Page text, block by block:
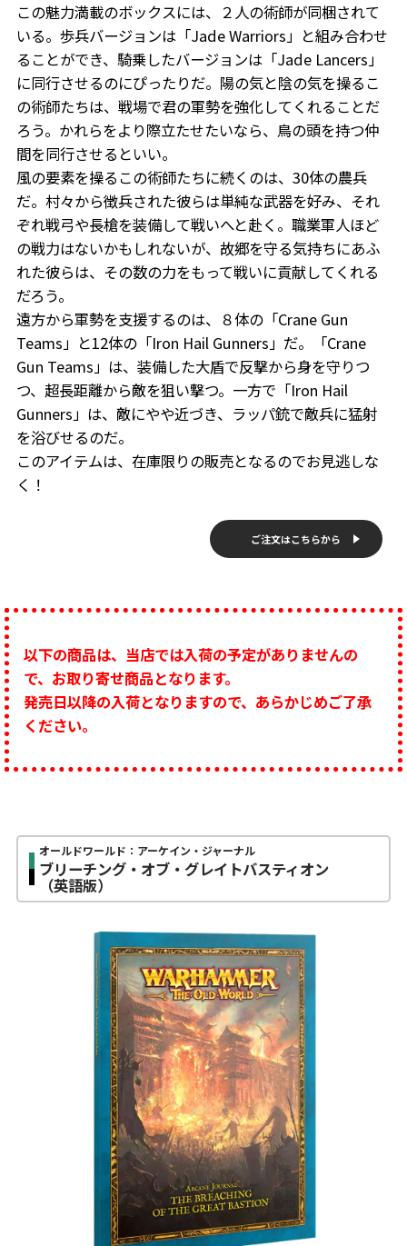
この魅力満載のボックスには、２人の術師が同梱されて
いる。歩兵バージョンは「Jade Warriors」と組み合わせ
ることができ、騎乗したバージョンは「Jade Lancers」
に同行させるのにぴったりだ。陽の気と陰の気を操るこ
の術師たちは、戦場で君の軍勢を強化してくれることだ
ろう。かれらをより際立たせたいなら、鳥の頭を持つ仲
間を同行させるといい。
風の要素を操るこの術師たちに続くのは、30体の農兵
だ。村々から徴兵された彼らは単純な武器を好み、それ
ぞれ戦弓や長槍を装備して戦いへと赴く。職業軍人ほど
の戦力はないかもしれないが、故郷を守る気持ちにあふ
れた彼らは、その数の力をもって戦いに貢献してくれる
だろう。
遠方から軍勢を支援するのは、８体の「Crane Gun
Teams」と12体の「Iron Hail Gunners」だ。「Crane
Gun Teams」は、装備した大盾で反撃から身を守りつ
つ、超長距離から敵を狙い撃つ。一方で「Iron Hail
Gunners」は、敵にやや近づき、ラッパ銃で敵兵に猛射
を浴びせるのだ。
このアイテムは、在庫限りの販売となるのでお見逃しな
く！
ご注文はこちらから
以下の商品は、当店では入荷の予定がありませんの
で、お取り寄せ商品となります。
発売日以降の入荷となりますので、あらかじめご了承
ください。
オールドワールド：アーケイン・ジャーナル
ブリーチング・オブ・グレイトバスティオン
（英語版）